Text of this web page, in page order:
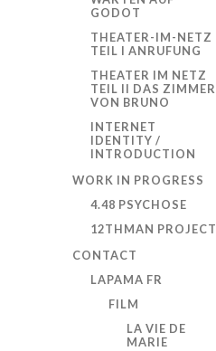
GODOT
THEATER-IM-NETZ
TEIL I ANRUFUNG
THEATER IM NETZ
TEIL II DAS ZIMMER
VON BRUNO
INTERNET
IDENTITY /
INTRODUCTION
WORK IN PROGRESS
4.48 PSYCHOSE
12THMAN PROJECT
CONTACT
LAPAMA FR
FILM
LA VIE DE
MARIE